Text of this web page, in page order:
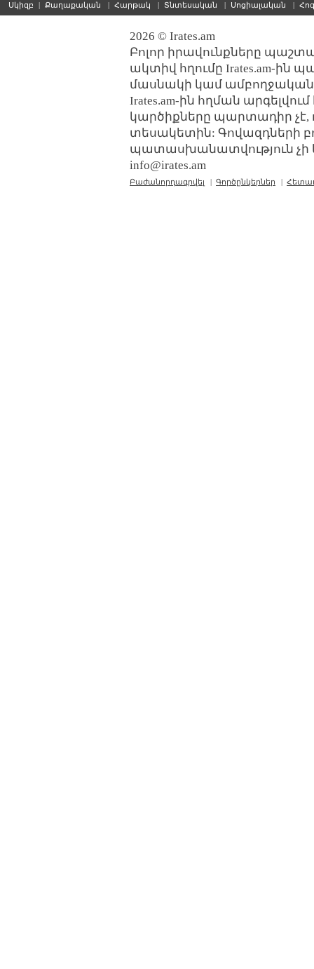
Սկիզբ | Քաղաքական | Հարթակ | Տնտեսական | Սոցիալական |
2026 © Irates.am
Բոլոր իրավունքները
ակտիվ հղումը Irates.am-ին
մասնակի կամ ամբողջական
Irates.am-ին հղման
կարծիքները պարտադիր չէ,
տեսակետին: Գովազդների
պատասխանատվություն չի
info@irates.am
Բաժանորդագրվել | Գործընկերներ |